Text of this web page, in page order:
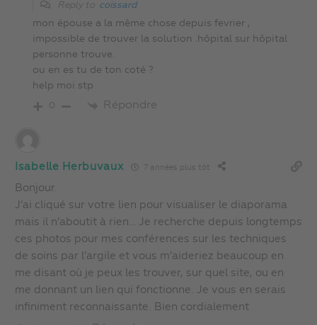
Reply to coissard
mon épouse a la même chose depuis fevrier ,
impossible de trouver la solution .hôpital sur hôpital
personne trouve.
ou en es tu de ton coté ?
help moi stp
0 Répondre
Isabelle Herbuvaux 7 années plus tôt
Bonjour.
J’ai cliqué sur votre lien pour visualiser le diaporama
mais il n’aboutit à rien… Je recherche depuis longtemps
ces photos pour mes conférences sur les techniques
de soins par l’argile et vous m’aideriez beaucoup en
me disant où je peux les trouver, sur quel site, ou en
me donnant un lien qui fonctionne. Je vous en serais
infiniment reconnaissante. Bien cordialement